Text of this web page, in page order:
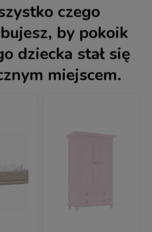
czego
by pokoik
dziecka stał się
miejscem.